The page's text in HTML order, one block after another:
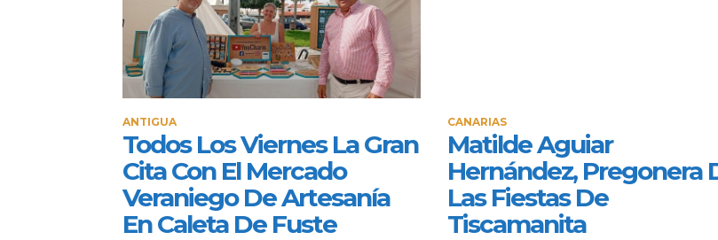
ANTIGUA
Todos Los Viernes La Gran
Cita Con El Mercado
Veraniego De Artesanía
En Caleta De Fuste
CANARIAS
Matilde Aguiar
Hernández, Pregonera
Las Fiestas De
Tiscamanita